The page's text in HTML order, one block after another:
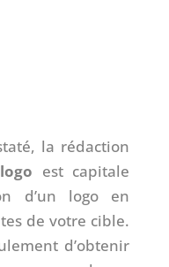
la rédaction
est capitale
d’un logo en
de votre cible.
d’obtenir